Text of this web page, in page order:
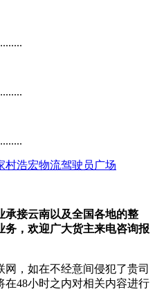
村浩宏物流驾驶员广场
承接云南以及全国各地的整
，欢迎广大货主来电咨询报
，如在不经意间侵犯了贵司
48小时之内对相关内容进行